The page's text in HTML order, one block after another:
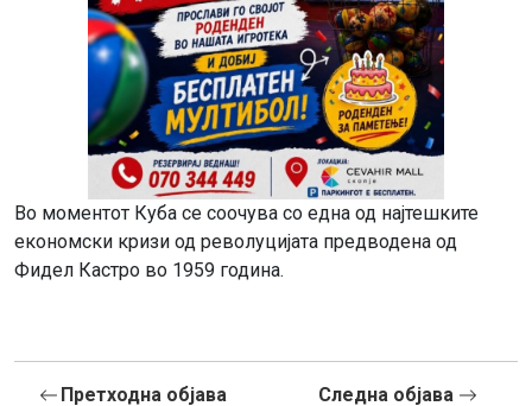
Во моментот Куба се соочува со една од најтешките
економски кризи од револуцијата предводена од
Фидел Кастро во 1959 година.
Претходна објава Следна објава